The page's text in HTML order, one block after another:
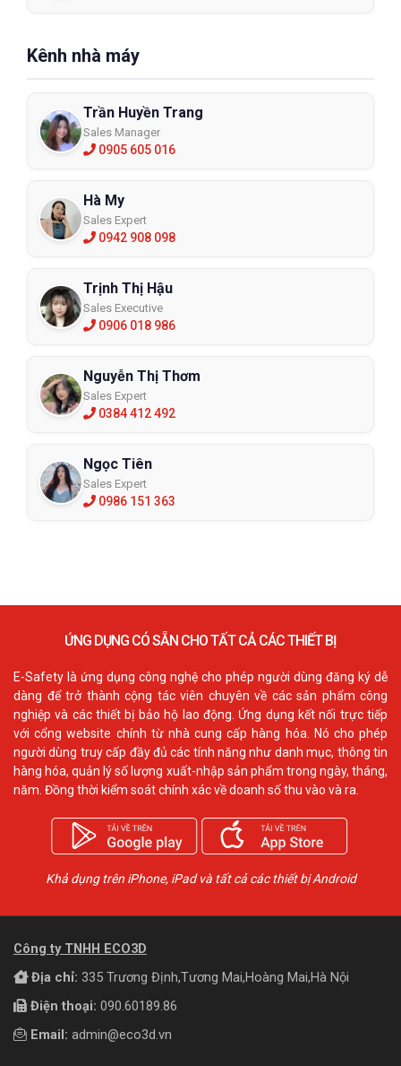
Kênh nhà máy
Trần Huyền Trang
Sales Manager
0905 605 016
Hà My
Sales Expert
0942 908 098
Trịnh Thị Hậu
Sales Executive
0906 018 986
Nguyễn Thị Thơm
Sales Expert
0384 412 492
Ngọc Tiên
Sales Expert
0986 151 363
ỨNG DỤNG CÓ SẴN CHO TẤT CẢ CÁC THIẾT BỊ
E-Safety là ứng dụng công nghệ cho phép người dùng đăng ký dễ
dàng để trở thành cộng tác viên chuyên về các sản phẩm công
nghiệp và các thiết bị bảo hộ lao động. Ứng dụng kết nối trực tiếp
với cổng website chính từ nhà cung cấp hàng hóa. Nó cho phép
người dùng truy cấp đầy đủ các tính năng như danh mục, thông tin
hàng hóa, quản lý số lượng xuất-nhập sản phẩm trong ngày, tháng,
năm. Đồng thời kiểm soát chính xác về doanh số thu vào và ra.
Khả dụng trên iPhone, iPad và tất cả các thiết bị Android
Công ty TNHH ECO3D
Địa chỉ: 335 Trương Định,Tương Mai,Hoàng Mai,Hà Nội
Điện thoại: 090.60189.86
Email: admin@eco3d.vn